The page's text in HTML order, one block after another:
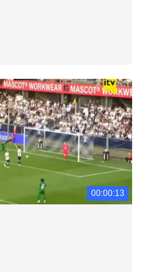
00:00:13